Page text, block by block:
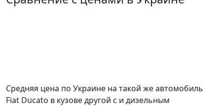
Средняя цена по Украине на такой же автомобиль
Fiat Ducato в кузове другой c и дизельным